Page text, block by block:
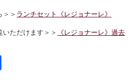
＞＞ ランチセット《レジョナーレ》
ただけます＞＞
《レジョナーレ》過去